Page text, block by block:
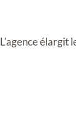
L'agence élargit